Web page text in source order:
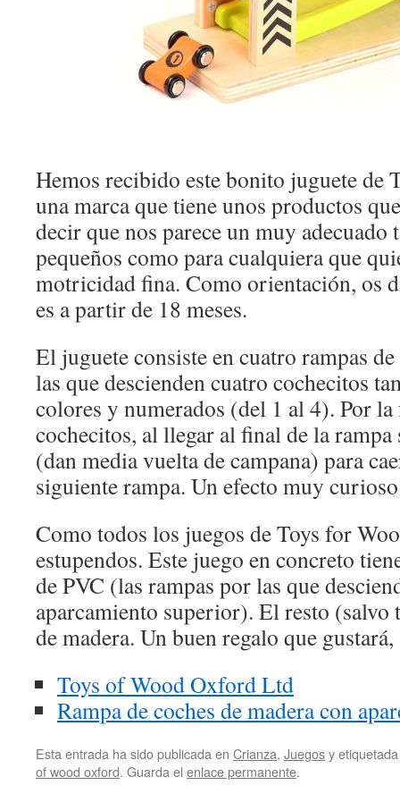
Hemos recibido este bonito juguete de
una marca que tiene unos productos
decir que nos parece un muy adecuado
pequeños como para cualquiera que
motricidad fina. Como orientación, os
es a partir de 18 meses.
El juguete consiste en cuatro rampas
las que descienden cuatro cochecitos
colores y numerados (del 1 al 4). Por
cochecitos, al llegar al final de la
(dan media vuelta de campana) para
siguiente rampa. Un efecto muy
Como todos los juegos de Toys for
estupendos. Este juego en concreto
de PVC (las rampas por las que
aparcamiento superior). El resto
de madera. Un buen regalo que
Toys of Wood Oxford Ltd
Rampa de coches de madera con
Esta entrada ha sido publicada en Crianza, Juegosy
of wood oxford. Guarda el enlace permanente.